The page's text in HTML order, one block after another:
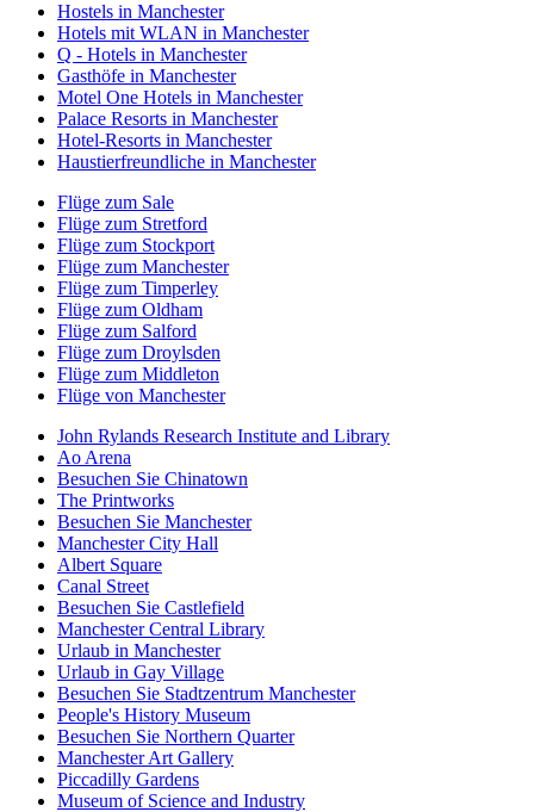
Hostels in Manchester
Hotels mit WLAN in Manchester
Q - Hotels in Manchester
Gasthöfe in Manchester
Motel One Hotels in Manchester
Palace Resorts in Manchester
Hotel-Resorts in Manchester
Haustierfreundliche in Manchester
Flüge zum Sale
Flüge zum Stretford
Flüge zum Stockport
Flüge zum Manchester
Flüge zum Timperley
Flüge zum Oldham
Flüge zum Salford
Flüge zum Droylsden
Flüge zum Middleton
Flüge von Manchester
John Rylands Research Institute and Library
Ao Arena
Besuchen Sie Chinatown
The Printworks
Besuchen Sie Manchester
Manchester City Hall
Albert Square
Canal Street
Besuchen Sie Castlefield
Manchester Central Library
Urlaub in Manchester
Urlaub in Gay Village
Besuchen Sie Stadtzentrum Manchester
People's History Museum
Besuchen Sie Northern Quarter
Manchester Art Gallery
Piccadilly Gardens
Museum of Science and Industry